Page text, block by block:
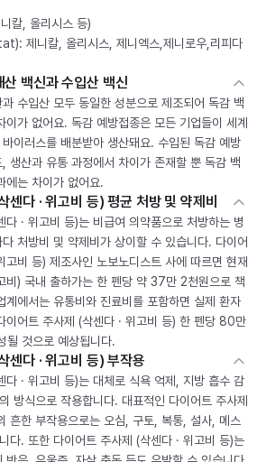
칼, 올리시스 등)
제니칼, 올리시스, 제니엑스,제니로우,리피다
백신과 수입산 백신
수입산 모두 동일한 성분으로 제조되어 독감 백
이가 없어요. 독감 예방접종은 모든 기업들이 세계
이러스를 배분받아 생산돼요. 수입된 독감 예방
생산과 유통 과정에서 차이가 존재할 뿐 독감 백
에는 차이가 없어요.
센다 · 위고비 등) 평균 처방 및 약제비
다 · 위고비 등)는 비급여 의약품으로 처방하는 병
처방비 및 약제비가 상이할 수 있습니다. 다이어
고비 등) 제조사인 노보노디스트 사에 따르면 현재
비) 국내 출하가는 한 펜당 약 37만 2천원으로 책
계에서는 유통비와 진료비를 포함하면 실제 환자
이어트 주사제 (삭센다 · 위고비 등) 한 펜당 80만
것으로 예상됩니다.
센다 · 위고비 등) 부작용
다 · 위고비 등)는 대체로 식욕 억제, 지방 흡수 감
방식으로 작용합니다. 대표적인 다이어트 주사제
흔한 부작용으로는 오심, 구토, 복통, 설사, 메스
다. 또한 다이어트 주사제 (삭센다 · 위고비 등)는